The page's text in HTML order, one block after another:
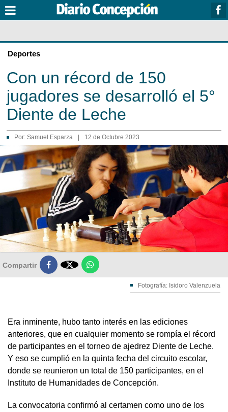
Deportes
Con un récord de 150
jugadores se desarrolló el 5°
Diente de Leche
Por: Samuel Esparza 12 de Octubre 2023
Compartir 
Fotografía: Isidoro Valenzuela
Era inminente, hubo tanto interés en las ediciones
anteriores, que en cualquier momento se rompía el récord
de participantes en el torneo de ajedrez Diente de Leche.
Y eso se cumplió en la quinta fecha del circuito escolar,
donde se reunieron un total de 150 participantes, en el
Instituto de Humanidades de Concepción.
La convocatoria confirmó al certamen como uno de los